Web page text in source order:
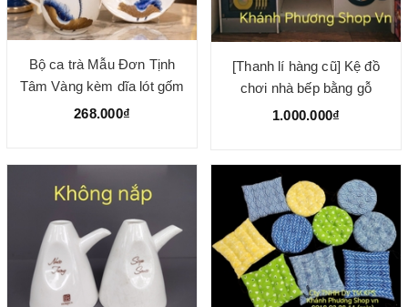
Bộ ca trà Mẫu Đơn Tịnh
Tâm Vàng kèm dĩa lót gốm
sứ Minh Long
268.000₫
[Thanh lí hàng cũ] Kệ đồ
chơi nhà bếp bằng gỗ
102x102x30cm
1.000.000₫